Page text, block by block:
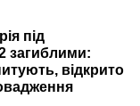
під
загиблими:
відкрито